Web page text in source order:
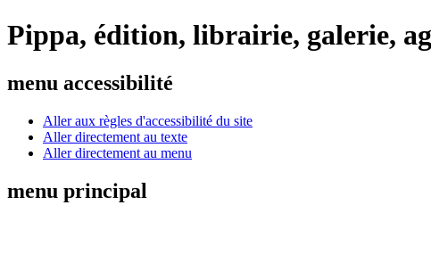
Pippa, édition, librairie, galerie,
menu accessibilité
Aller aux règles d'accessibilité du site
Aller directement au texte
Aller directement au menu
menu principal